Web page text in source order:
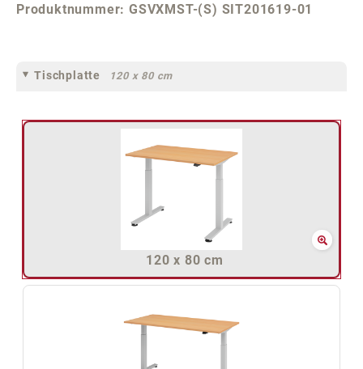
Produktnummer:GSVXMST-(S) SIT201619-01
Tischplatte 120 x 80 cm
120 x 80 cm